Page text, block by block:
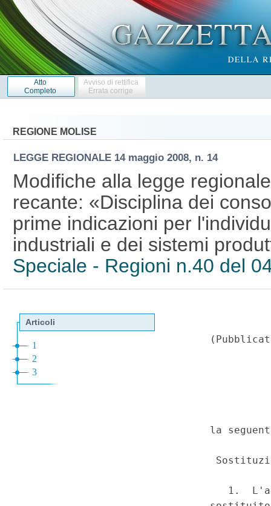
Atto
Completo
Avviso di rettifica
Errata corrige
REGIONE MOLISE
LEGGE REGIONALE 14 maggio 2008, n. 14
Modifiche alla legge
recante: «Disciplina dei
prime indicazioni per
industriali e dei sistemi
Speciale - Regioni n.40 del